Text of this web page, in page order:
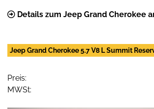
Details zum Jeep Grand Cherokee
Jeep Grand Cherokee 5.7 V8 L Summit
Preis:
MWSt: